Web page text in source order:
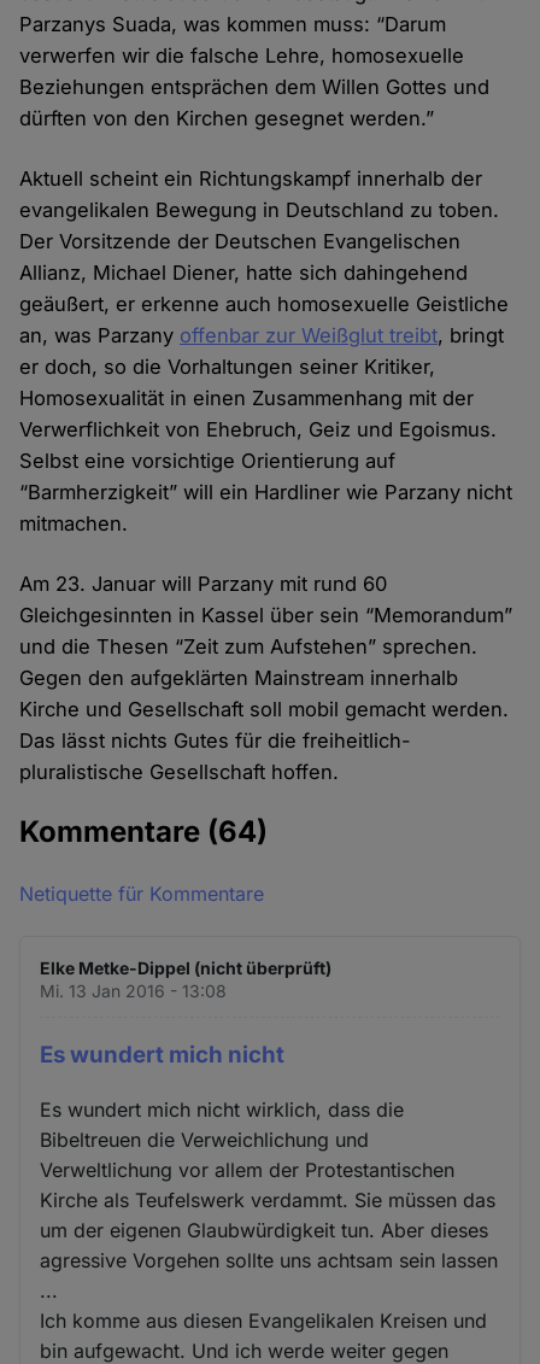
Parzanys Suada, was kommen muss: “Darum
verwerfen wir die falsche Lehre, homosexuelle
Beziehungen entsprächen dem Willen Gottes und
dürften von den Kirchen gesegnet werden.”
Aktuell scheint ein Richtungskampf innerhalb der
evangelikalen Bewegung in Deutschland zu toben.
Der Vorsitzende der Deutschen Evangelischen
Allianz, Michael Diener, hatte sich dahingehend
geäußert, er erkenne auch homosexuelle Geistliche
an, was Parzany offenbar zur Weißglut treibt, bringt
er doch, so die Vorhaltungen seiner Kritiker,
Homosexualität in einen Zusammenhang mit der
Verwerflichkeit von Ehebruch, Geiz und Egoismus.
Selbst eine vorsichtige Orientierung auf
“Barmherzigkeit” will ein Hardliner wie Parzany nicht
mitmachen.
Am 23. Januar will Parzany mit rund 60
Gleichgesinnten in Kassel über sein “Memorandum”
und die Thesen “Zeit zum Aufstehen” sprechen.
Gegen den aufgeklärten Mainstream innerhalb
Kirche und Gesellschaft soll mobil gemacht werden.
Das lässt nichts Gutes für die freiheitlich-
pluralistische Gesellschaft hoffen.
Kommentare (64)
Netiquette für Kommentare
Elke Metke-Dippel (nicht überprüft)
Mi. 13 Jan 2016 - 13:08
Es wundert mich nicht
Es wundert mich nicht wirklich, dass die
Bibeltreuen die Verweichlichung und
Verweltlichung vor allem der Protestantischen
Kirche als Teufelswerk verdammt. Sie müssen das
um der eigenen Glaubwürdigkeit tun. Aber dieses
agressive Vorgehen sollte uns achtsam sein lassen
...
Ich komme aus diesen Evangelikalen Kreisen und
bin aufgewacht. Und ich werde weiter gegen